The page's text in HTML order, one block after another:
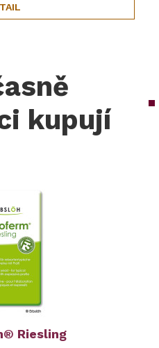
kupují
Riesling